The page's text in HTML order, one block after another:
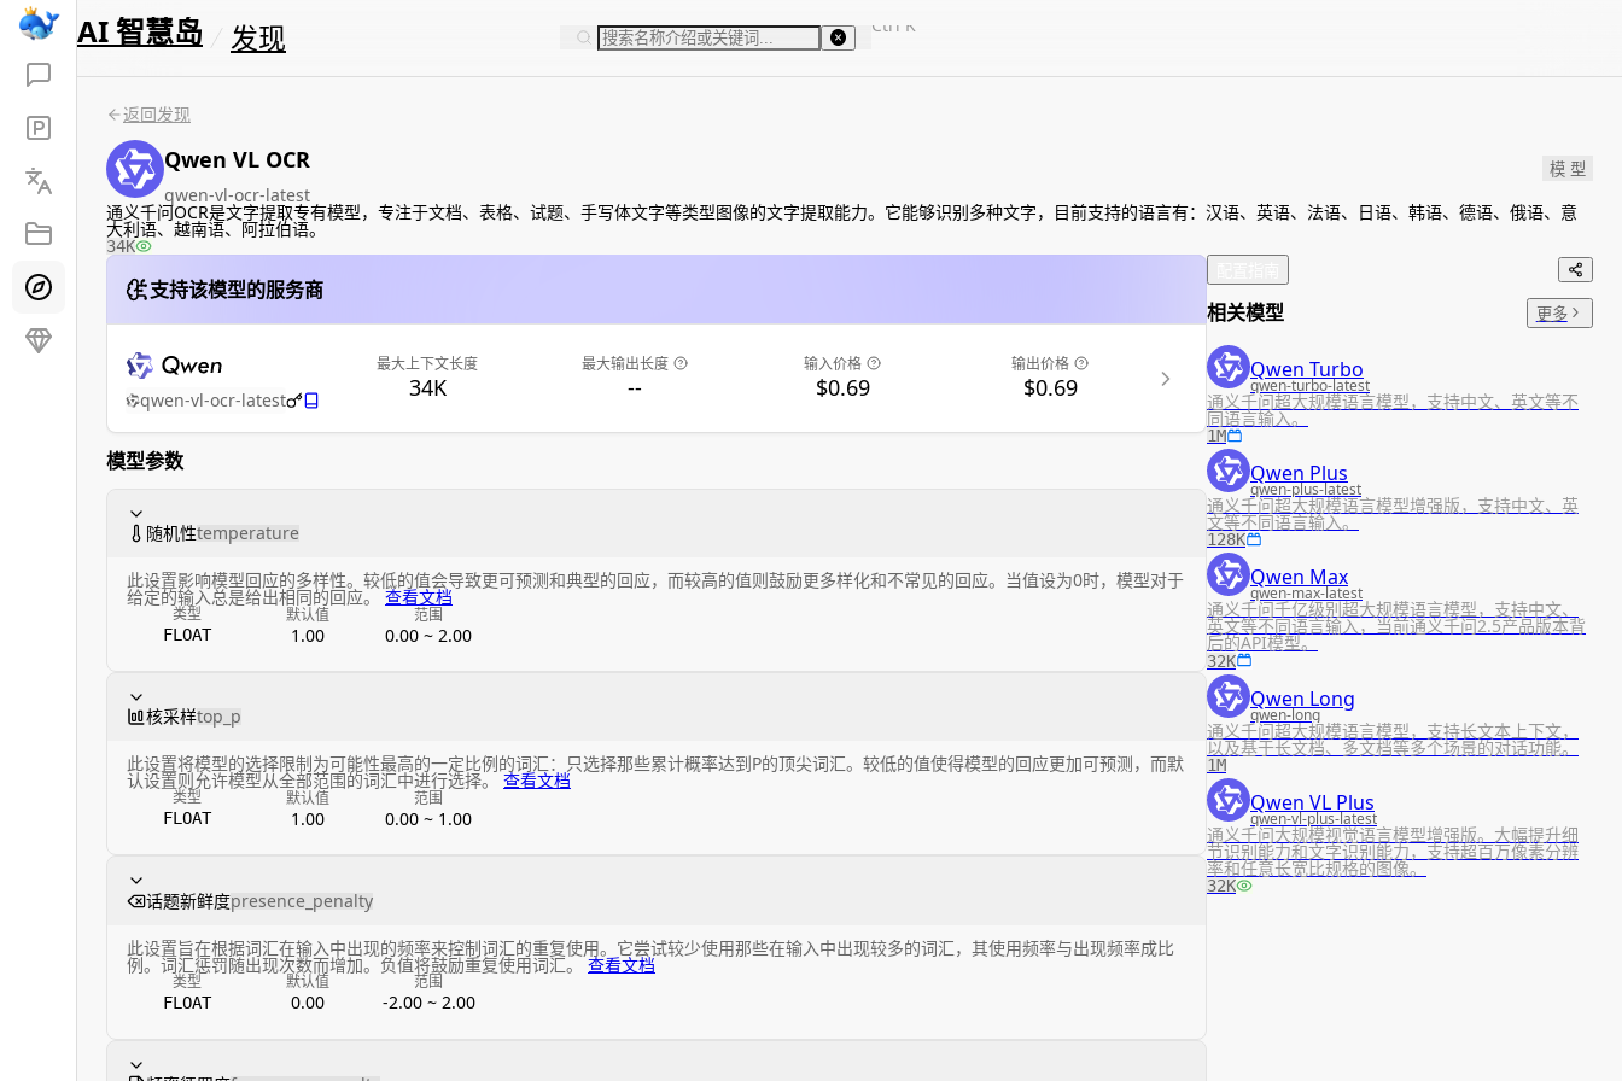
AI 智慧岛 发现 Ctrl K
返回发现
Qwen VL OCR
qwen-vl-ocr-latest
模 型
通义千问OCR是文字提取专有模型，专注于文档、表格、试题、手写体文字等类型图像的文字提取能力。它能够识别多种文字，目前支持的语言有：汉语、英语、法语、日语、韩语、德语、俄语、意
大利语、越南语、阿拉伯语。
34K
支持该模型的服务商
qwen-vl-ocr-latest
最大上下文长度
34K
最大输出长度
--
输入价格
$0.69
输出价格
$0.69
模型参数
随机性temperature
此设置影响模型回应的多样性。较低的值会导致更可预测和典型的回应，而较高的值则鼓励更多样化和不常见的回应。当值设为0时，模型对于
给定的输入总是给出相同的回应。 查看文档
类型
FLOAT
默认值
1.00
范围
0.00 ~ 2.00
核采样top_p
此设置将模型的选择限制为可能性最高的一定比例的词汇：只选择那些累计概率达到P的顶尖词汇。较低的值使得模型的回应更加可预测，而默
认设置则允许模型从全部范围的词汇中进行选择。 查看文档
类型
FLOAT
默认值
1.00
范围
0.00 ~ 1.00
话题新鲜度presence_penalty
此设置旨在根据词汇在输入中出现的频率来控制词汇的重复使用。它尝试较少使用那些在输入中出现较多的词汇，其使用频率与出现频率成比
例。词汇惩罚随出现次数而增加。负值将鼓励重复使用词汇。 查看文档
类型
FLOAT
默认值
0.00
范围
-2.00 ~ 2.00
相关模型 更多
Qwen Turbo
qwen-turbo-latest
通义千问超大规模语言模型，支持中文、英文等不
同语言输入。
1M
Qwen Plus
qwen-plus-latest
通义千问超大规模语言模型增强版，支持中文、英
文等不同语言输入。
128K
Qwen Max
qwen-max-latest
通义千问千亿级别超大规模语言模型，支持中文、
英文等不同语言输入，当前通义千问2.5产品版本背
后的API模型。
32K
Qwen Long
qwen-long
通义千问超大规模语言模型，支持长文本上下文，
以及基于长文档、多文档等多个场景的对话功能。
1M
Qwen VL Plus
qwen-vl-plus-latest
通义千问大规模视觉语言模型增强版。大幅提升细
节识别能力和文字识别能力，支持超百万像素分辨
率和任意长宽比规格的图像。
32K